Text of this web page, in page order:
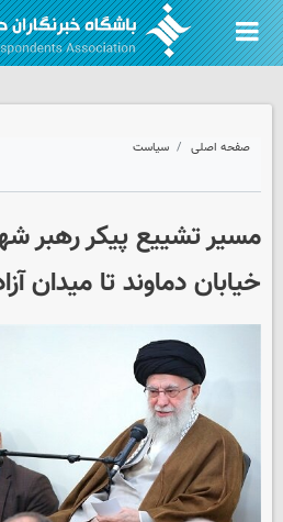
صفحه اصلی سیاست
مسیر تشییع پیکر رهبر
خیابان دماوند تا میدان